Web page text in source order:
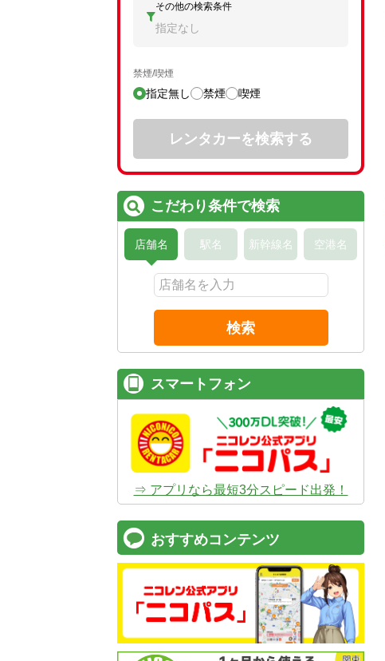
その他の検索条件
指定なし
禁煙/喫煙
指定無し 禁煙 喫煙
レンタカーを検索する
こだわり条件で検索
店舗名 駅名 新幹線名 空港名
検索
スマートフォン
⇒ アプリなら最短3分スピード出発！
おすすめコンテンツ